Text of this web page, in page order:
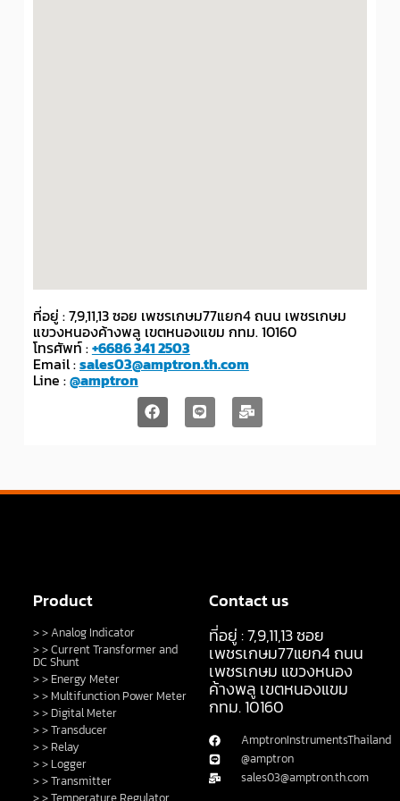
ที่อยู่ : 7,9,11,13 ซอย เพชรเกษม77แยก4 ถนน เพชรเกษม
แขวงหนองค้างพลู เขตหนองแขม กทม. 10160
โทรศัพท์ :+6686 341 2503
Email :sales03@amptron.th.com
Line :@amptron
Product
> > Analog Indicator
> > Current Transformer and
DC Shunt
> > Energy Meter
> > Multifunction Power Meter
> > Digital Meter
> > Transducer
> > Relay
> > Logger
> > Transmitter
Contact us
ที่อยู่ : 7,9,11,13 ซอย
เพชรเกษม77แยก4 ถนน
เพชรเกษม แขวงหนอง
ค้างพลู เขตหนองแขม
กทม. 10160
AmptronInstrumentsThailand
@amptron
sales03@amptron.th.com